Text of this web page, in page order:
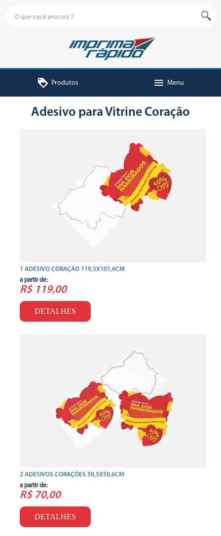
loyalty Produtos menu Menu
Adesivo para Vitrine Coração
1 ADESIVO CORAÇÃO 119,5X101,6CM
a partir de:
R$ 119,00
DETALHES
2 ADESIVOS CORAÇÕES 59,5X50,6CM
a partir de:
R$ 70,00
DETALHES